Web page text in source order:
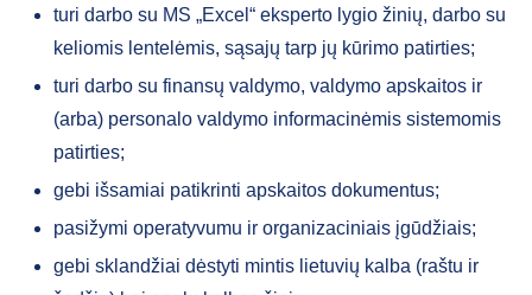
turi darbo su MS „Excel“ eksperto lygio žinių, darbo su
keliomis lentelėmis, sąsajų tarp jų kūrimo patirties;
turi darbo su finansų valdymo, valdymo apskaitos ir
(arba) personalo valdymo informacinėmis sistemomis
patirties;
gebi išsamiai patikrinti apskaitos dokumentus;
pasižymi operatyvumu ir organizaciniais įgūdžiais;
gebi sklandžiai dėstyti mintis lietuvių kalba (raštu ir